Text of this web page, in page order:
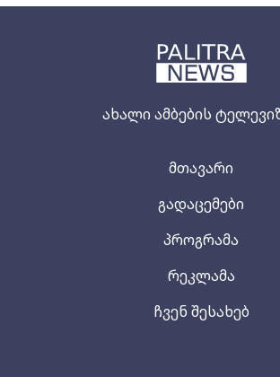
ახალი ამბების
მთავარი
გადაცემები
პროგრამა
რეკლამა
ჩვენ შესახებ